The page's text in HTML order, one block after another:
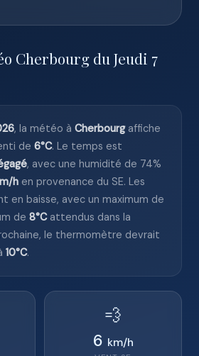
Cherbourg du Jeudi 7
, la météo à Cherbourgaffiche
de 6°C. Le temps est
, avec une humidité de 74%
h en provenance du SE. Les
en baisse, avec un maximum de
de 8°Cattendus dans la
le thermomètre devrait
10°C.
💨
6 km/h